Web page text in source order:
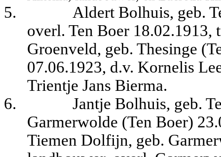
5.
Aldert Bolhuis, geb.
overl. Ten Boer 18.02.1913,
Groenveld, geb. Thesinge
07.06.1923, d.v. Kornelis
Trientje Jans Bierma.
6.
Jantje Bolhuis, geb.
Garmerwolde (Ten Boer)
Tiemen Dolfijn, geb.